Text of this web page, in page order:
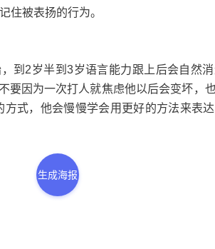
住被表扬的行为。
2岁半到3岁语言能力跟上后会自然消
要因为一次打人就焦虑他以后会变坏，
式，他会慢慢学会用更好的方法来表
生成海报